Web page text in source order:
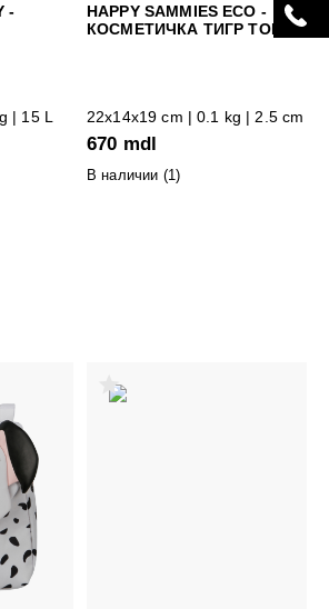
-
| 15 L
HAPPY SAMMIES ECO -
КОСМЕТИЧКА ТИГР TOBY
22x14x19 cm | 0.1 kg | 2.5 cm
670 mdl
В наличии (1)